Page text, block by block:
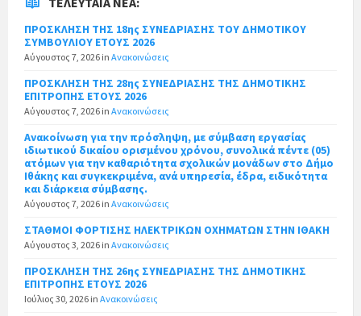
ΠΡΟΣΚΛΗΣΗ ΤΗΣ 18ης ΣΥΝΕΔΡΙΑΣΗΣ ΤΟΥ ΔΗΜΟΤΙΚΟΥ
ΣΥΜΒΟΥΛΙΟΥ ΕΤΟΥΣ 2026
Αύγουστος 7, 2026 in Ανακοινώσεις
ΠΡΟΣΚΛΗΣΗ ΤΗΣ 28ης ΣΥΝΕΔΡΙΑΣΗΣ ΤΗΣ ΔΗΜΟΤΙΚΗΣ
ΕΠΙΤΡΟΠΗΣ ΕΤΟΥΣ 2026
Αύγουστος 7, 2026 in Ανακοινώσεις
Ανακοίνωση για την πρόσληψη, με σύμβαση εργασίας
ιδιωτικού δικαίου ορισμένου χρόνου, συνολικά πέντε (05)
ατόμων για την καθαριότητα σχολικών μονάδων στο Δήμο
Ιθάκης και συγκεκριμένα, ανά υπηρεσία, έδρα, ειδικότητα
και διάρκεια σύμβασης.
Αύγουστος 7, 2026 in Ανακοινώσεις
ΣΤΑΘΜΟΙ ΦΟΡΤΙΣΗΣ ΗΛΕΚΤΡΙΚΩΝ ΟΧΗΜΑΤΩΝ ΣΤΗΝ ΙΘΑΚΗ
Αύγουστος 3, 2026 in Ανακοινώσεις
ΠΡΟΣΚΛΗΣΗ ΤΗΣ 26ης ΣΥΝΕΔΡΙΑΣΗΣ ΤΗΣ ΔΗΜΟΤΙΚΗΣ
ΕΠΙΤΡΟΠΗΣ ΕΤΟΥΣ 2026
Ιούλιος 30, 2026 in Ανακοινώσεις